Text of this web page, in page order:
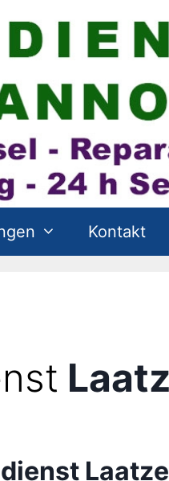
Kontakt